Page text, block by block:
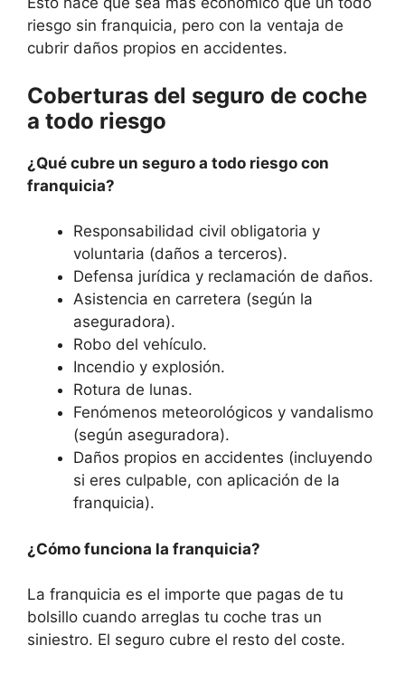
riesgo sin franquicia, pero con la ventaja de
cubrir daños propios en accidentes.
Coberturas del seguro de coche
a todo riesgo
¿Qué cubre un seguro a todo riesgo con
franquicia?
Responsabilidad civil obligatoria y
voluntaria (daños a terceros).
Defensa jurídica y reclamación de daños.
Asistencia en carretera (según la
aseguradora).
Robo del vehículo.
Incendio y explosión.
Rotura de lunas.
Fenómenos meteorológicos y vandalismo
(según aseguradora).
Daños propios en accidentes (incluyendo
si eres culpable, con aplicación de la
franquicia).
¿Cómo funciona la franquicia?
La franquicia es el importe que pagas de tu
bolsillo cuando arreglas tu coche tras un
siniestro. El seguro cubre el resto del coste.